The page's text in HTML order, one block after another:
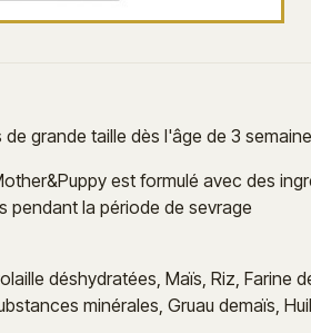
grande taille dès l'âge de 3
est formulé avec des
pendant la période de sevrage
déshydratées, Maïs, Riz, Farine
minérales, Gruau demaïs,